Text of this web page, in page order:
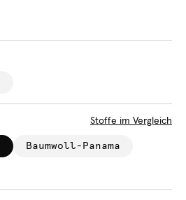
Stoffe im Vergleich
Baumwoll-Panama